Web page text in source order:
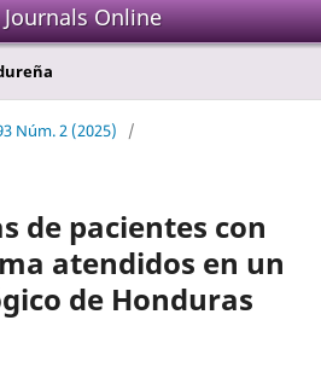
Online
Núm. 2 (2025)
/
de pacientes con
atendidos en un
de Honduras